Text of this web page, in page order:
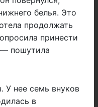
белья. Это
продолжать
принести
— пошутила
У нее семь внуков
в